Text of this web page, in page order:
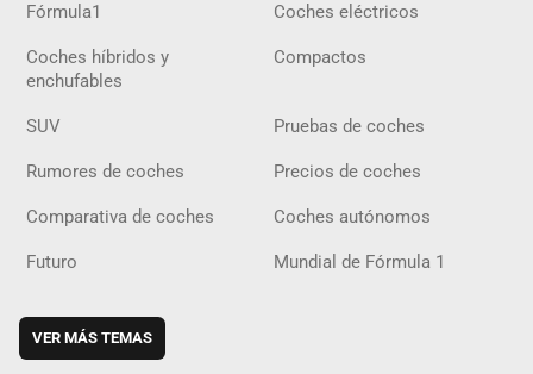
Fórmula1 Coches eléctricos
Coches híbridos y
enchufables
Compactos
SUV Pruebas de coches
Rumores de coches Precios de coches
Comparativa de coches Coches autónomos
Futuro Mundial de Fórmula 1
VER MÁS TEMAS